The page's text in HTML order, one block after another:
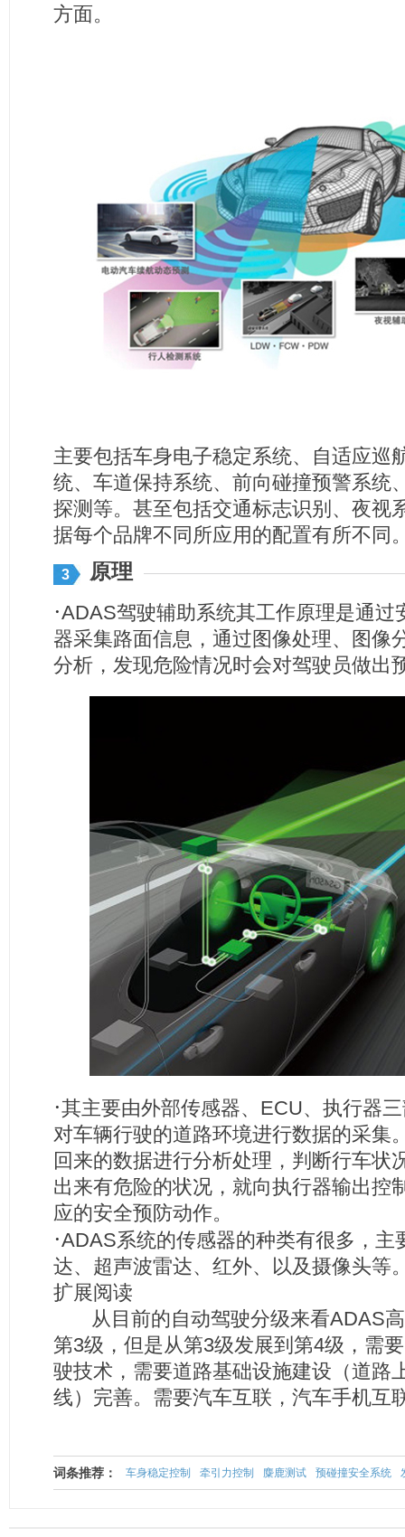
方面。
主要包括车身电子稳定系统、自适应巡
统、车道保持系统、前向碰撞预警系统
探测等。甚至包括交通标志识别、夜视
据每个品牌不同所应用的配置有所不同
3 原理
·ADAS驾驶辅助系统其工作原理是通过
器采集路面信息，通过图像处理、图像
分析，发现危险情况时会对驾驶员做出
·其主要由外部传感器、ECU、执行器
对车辆行驶的道路环境进行数据的采集
回来的数据进行分析处理，判断行车状
出来有危险的状况，就向执行器输出控
应的安全预防动作。
·ADAS系统的传感器的种类有很多，主
达、超声波雷达、红外、以及摄像头等
扩展阅读
从目前的自动驾驶分级来看ADAS高
第3级，但是从第3级发展到第4级，需
驶技术，需要道路基础设施建设（道路
线）完善。需要汽车互联，汽车手机互
词条推荐： 车身稳定控制 牵引力控制 麋鹿测试 预碰撞安全系统